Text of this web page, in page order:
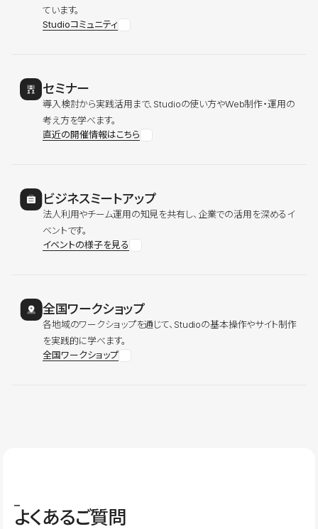
ています。
Studioコミュニティ
セミナー
導入検討から実践活用まで、Studioの使い方やWeb制作・運用の
考え方を学べます。
直近の開催情報はこちら
ビジネスミートアップ
法人利用やチーム運用の知見を共有し、企業での活用を深めるイ
ベントです。
イベントの様子を見る
全国ワークショップ
各地域のワークショップを通じて、Studioの基本操作やサイト制作
を実践的に学べます。
全国ワークショップ
よくあるご質問